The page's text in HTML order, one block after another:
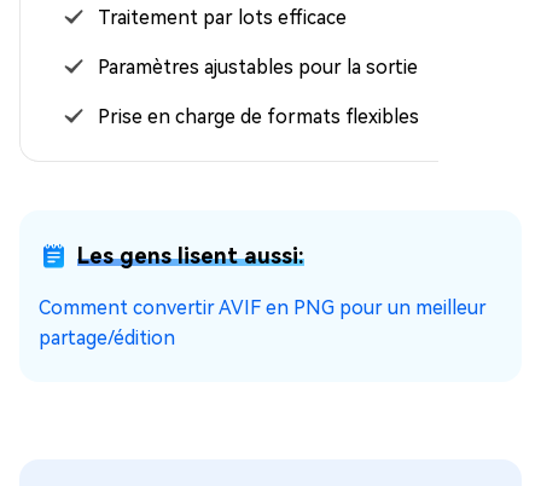
Traitement par lots efficace
Paramètres ajustables pour la sortie
Prise en charge de formats flexibles
Les gens lisent aussi:
Comment convertir AVIF en PNG pour un meilleur
partage/édition